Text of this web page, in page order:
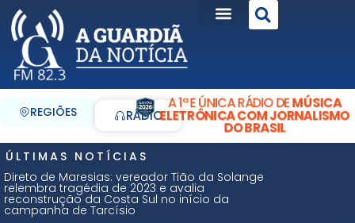
REGIÕES RÁDIO
A 1ª E ÚNICA RÁDIO DEMÚSICA
ELETRÔNICA COM JORNALISMO
DO BRASIL
ÚLTIMAS NOTÍCIAS
Direto de Maresias: vereador Tião da Solange
relembra tragédia de 2023 e avalia
reconstrução da Costa Sul no início da
campanha de Tarcísio